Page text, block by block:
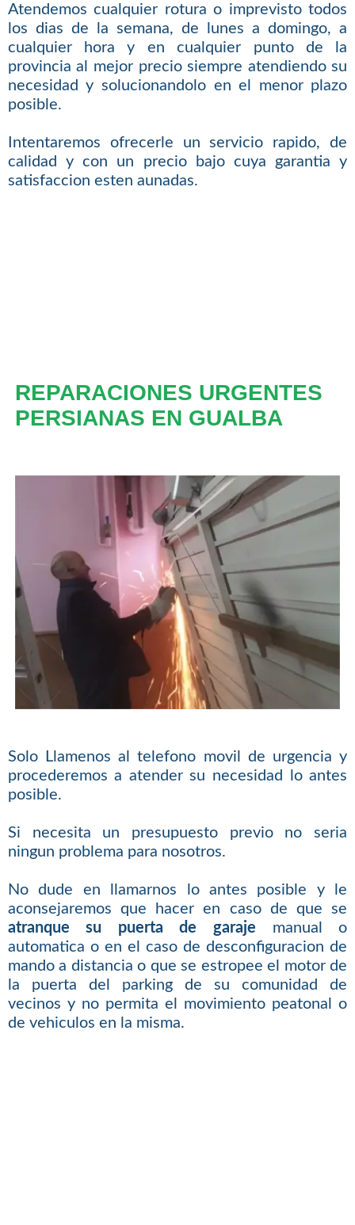
Atendemos cualquier rotura o imprevisto todos
los dias de la semana, de lunes a domingo, a
cualquier hora y en cualquier punto de la
provincia al mejor precio siempre atendiendo su
necesidad y solucionandolo en el menor plazo
posible.
Intentaremos ofrecerle un servicio rapido, de
calidad y con un precio bajo cuya garantia y
satisfaccion esten aunadas.
REPARACIONES URGENTES
PERSIANAS EN GUALBA
Solo Llamenos al telefono movil de urgencia y
procederemos a atender su necesidad lo antes
posible.
Si necesita un presupuesto previo no seria
ningun problema para nosotros.
No dude en llamarnos lo antes posible y le
aconsejaremos que hacer en caso de que se
atranque su puerta de garaje manual o
automatica o en el caso de desconfiguracion de
mando a distancia o que se estropee el motor de
la puerta del parking de su comunidad de
vecinos y no permita el movimiento peatonal o
de vehiculos en la misma.